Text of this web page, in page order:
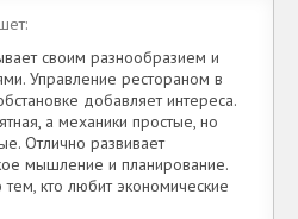
своим разнообразием и
Управление рестораном в
добавляет интереса.
а механики простые, но
Отлично развивает
мышление и планирование.
кто любит экономические